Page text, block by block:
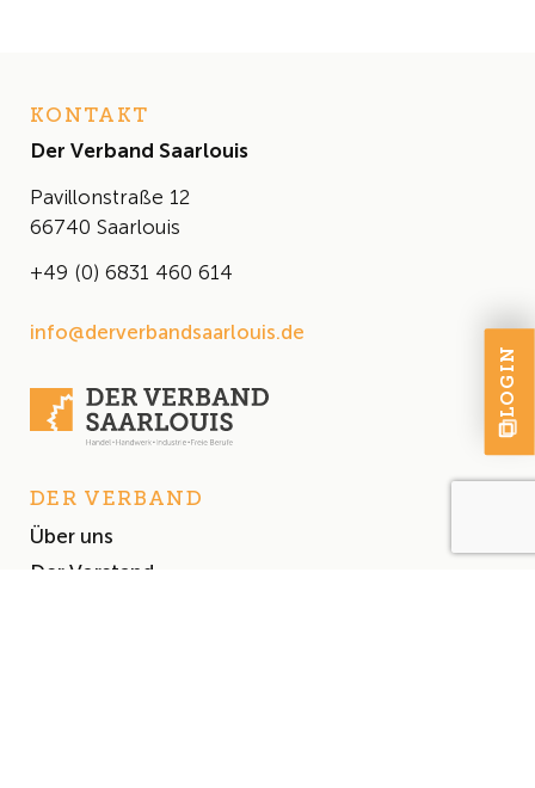
KONTAKT
Der Verband Saarlouis
Pavillonstraße 12
66740 Saarlouis
+49 (0) 6831 460 614
info@derverbandsaarlouis.de
DER VERBAND
Über uns
Der Vorstand
LOGIN